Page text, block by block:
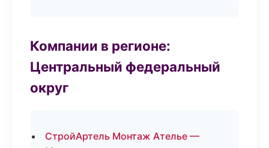
Компании в регионе:
Центральный федеральный
округ
СтройАртель Монтаж Ателье —